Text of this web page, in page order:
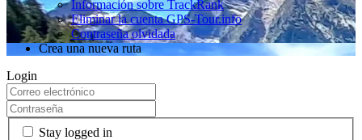
Información sobre TrackRank
Eliminar la cuenta GPS-Tour.info
Contraseña olvidada
Crea una nueva ruta
Login
Stay logged in